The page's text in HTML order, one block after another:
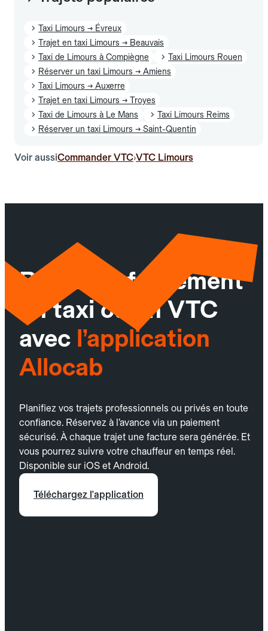
Taxi Limours → Évreux
Trajet en taxi Limours → Beauvais
Taxi de Limours à Compiègne
Taxi Limours Rouen
Réserver un taxi Limours → Amiens
Taxi Limours → Auxerre
Trajet en taxi Limours → Troyes
Taxi de Limours à Le Mans
Taxi Limours Reims
Réserver un taxi Limours → Saint-Quentin
Voir aussiCommander VTC›VTC Limours
Réservez facilement
un taxi ou un VTC
avec l’application
Allocab
Planifiez vos trajets professionnels ou privés en toute
confiance. Réservez à l’avance via un paiement
sécurisé. À chaque trajet une facture sera générée. Et
vous pourrez suivre votre chauffeur en temps réel.
Disponible sur iOS et Android.
Téléchargez l'application